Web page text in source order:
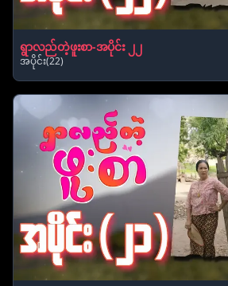
ရွာလည်တဲ့ဖူးစာ-အပိုင်း ၂၂
အပိုင်း(22)